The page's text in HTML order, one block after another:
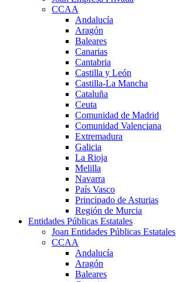
CCAA
Andalucía
Aragón
Baleares
Canarias
Cantabria
Castilla y León
Castilla-La Mancha
Cataluña
Ceuta
Comunidad de Madrid
Comunidad Valenciana
Extremadura
Galicia
La Rioja
Melilla
Navarra
País Vasco
Principado de Asturias
Región de Murcia
Entidades Públicas Estatales
Joan Entidades Públicas Estatales
CCAA
Andalucía
Aragón
Baleares